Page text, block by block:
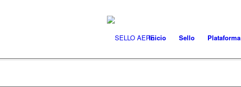
Inicio Sello Plataforma